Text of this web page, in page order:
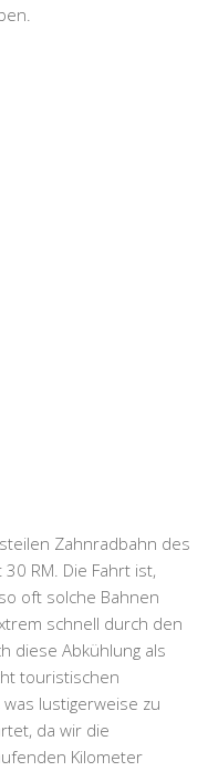
Zahnradbahn des
RM. Die Fahrt ist,
oft solche Bahnen
schnell durch den
diese Abkühlung als
touristischen
lustigerweise zu
da wir die
Kilometer